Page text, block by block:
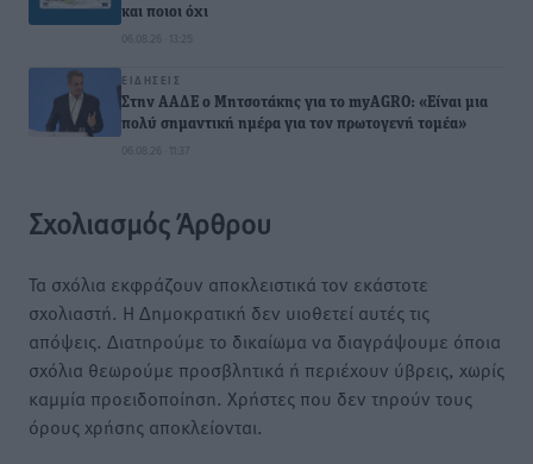
και ποιοι όχι
06.08.26 · 13:25
ΕΙΔΉΣΕΙΣ
Στην ΑΑΔΕ ο Μητσοτάκης για το myAGRO: «Είναι μια
πολύ σημαντική ημέρα για τον πρωτογενή τομέα»
06.08.26 · 11:37
Σχολιασμός Άρθρου
Τα σχόλια εκφράζουν αποκλειστικά τον εκάστοτε
σχολιαστή. Η Δημοκρατική δεν υιοθετεί αυτές τις
απόψεις. Διατηρούμε το δικαίωμα να διαγράψουμε όποια
σχόλια θεωρούμε προσβλητικά ή περιέχουν ύβρεις, χωρίς
καμμία προειδοποίηση. Χρήστες που δεν τηρούν τους
όρους χρήσης αποκλείονται.